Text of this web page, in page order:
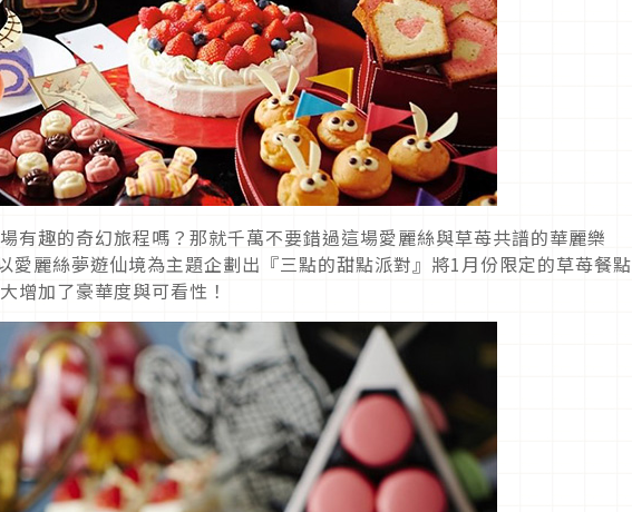
有趣的奇幻旅程嗎？那就千萬不要錯過這場愛麗絲與草苺共譜的華麗樂
愛麗絲夢遊仙境為主題企劃出『三點的甜點派對』將1月份限定的草苺餐點
增加了豪華度與可看性！